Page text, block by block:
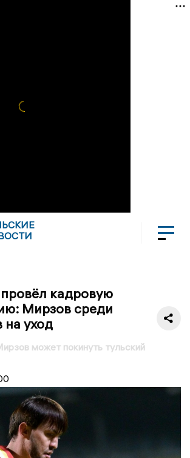
кадровую
Мирзов среди
на уход
может покинуть тульский